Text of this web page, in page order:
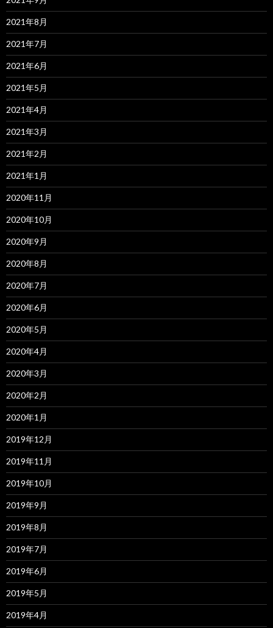
2021年8月
2021年7月
2021年6月
2021年5月
2021年4月
2021年3月
2021年2月
2021年1月
2020年11月
2020年10月
2020年9月
2020年8月
2020年7月
2020年6月
2020年5月
2020年4月
2020年3月
2020年2月
2020年1月
2019年12月
2019年11月
2019年10月
2019年9月
2019年8月
2019年7月
2019年6月
2019年5月
2019年4月